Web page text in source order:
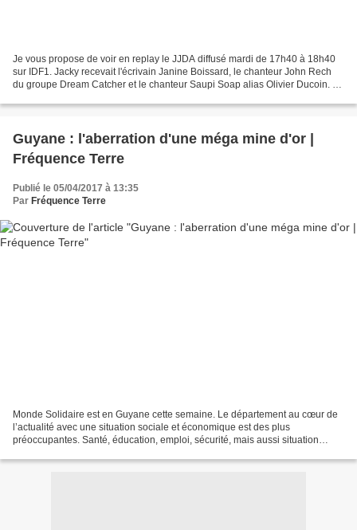
Je vous propose de voir en replay le JJDA diffusé mardi de 17h40 à 18h40
sur IDF1. Jacky recevait l'écrivain Janine Boissard, le chanteur John Rech
du groupe Dream Catcher et le chanteur Saupi Soap alias Olivier Ducoin. En
Guyane : l'aberration d'une méga mine d'or |
Fréquence Terre
Publié le 05/04/2017 à 13:35
Par Fréquence Terre
Monde Solidaire est en Guyane cette semaine. Le département au cœur de
l’actualité avec une situation sociale et économique est des plus
préoccupantes. Santé, éducation, emploi, sécurité, mais aussi situation